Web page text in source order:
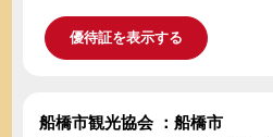
優待証を表示する
船橋市観光協会 ：船橋市